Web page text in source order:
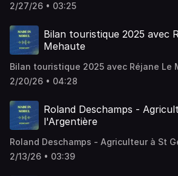
2/27/26 • 03:25
Bilan touristique 2025 avec
Mehaute
Bilan touristique 2025 avec Réjane Le
2/20/26 • 04:28
Roland Deschamps -
l'Argentière
Roland Deschamps - Agriculteur à St
2/13/26 • 03:39